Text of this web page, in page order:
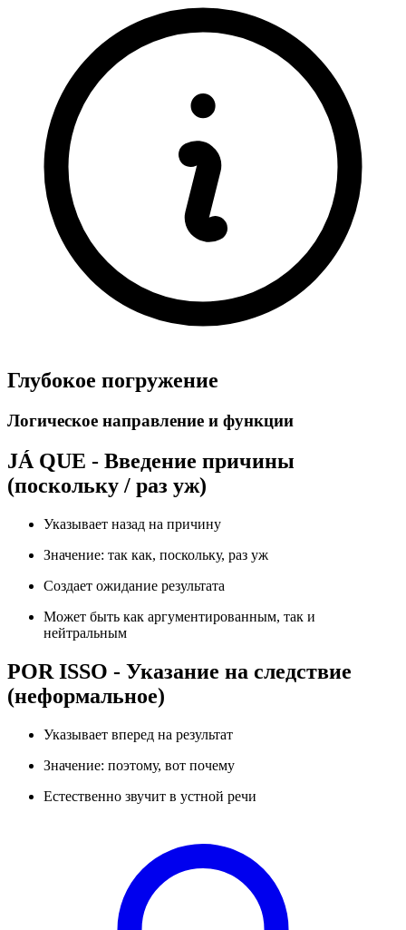
Глубокое погружение
Логическое направление и функции
JÁ QUE - Введение причины
(поскольку / раз уж)
Указывает назад на причину
Значение: так как, поскольку, раз уж
Создает ожидание результата
Может быть как аргументированным, так и
нейтральным
POR ISSO - Указание на следствие
(неформальное)
Указывает вперед на результат
Значение: поэтому, вот почему
Естественно звучит в устной речи